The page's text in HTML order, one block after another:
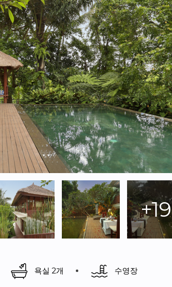
+19
욕실 2개 수영장